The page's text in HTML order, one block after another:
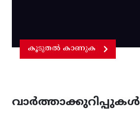
കൂടുതൽ കാണുക
വാർത്താക്കുറിപ്പുകൾ